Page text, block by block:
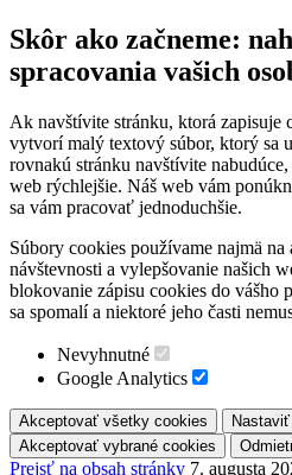
Skôr ako začneme:
spracovania vašich
Ak navštívite stránku, ktorá zapisuje
vytvorí malý textový súbor, ktorý sa
rovnakú stránku navštívite
web rýchlejšie. Náš web vám
sa vám pracovať jednoduchšie.
Súbory cookies používame najmä na
návštevnosti a vylepšovanie našich
blokovanie zápisu cookies do vášho
sa spomalí a niektoré jeho časti
Nevyhnutné
Google Analytics
Prejsť na obsah stránky 7. augusta